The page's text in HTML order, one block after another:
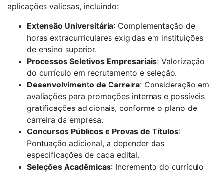
aplicações valiosas, incluindo:
Extensão Universitária: Complementação de
horas extracurriculares exigidas em instituições
de ensino superior.
Processos Seletivos Empresariais: Valorização
do currículo em recrutamento e seleção.
Desenvolvimento de Carreira: Consideração em
avaliações para promoções internas e possíveis
gratificações adicionais, conforme o plano de
carreira da empresa.
Concursos Públicos e Provas de Títulos:
Pontuação adicional, a depender das
especificações de cada edital.
Seleções Acadêmicas: Incremento do currículo